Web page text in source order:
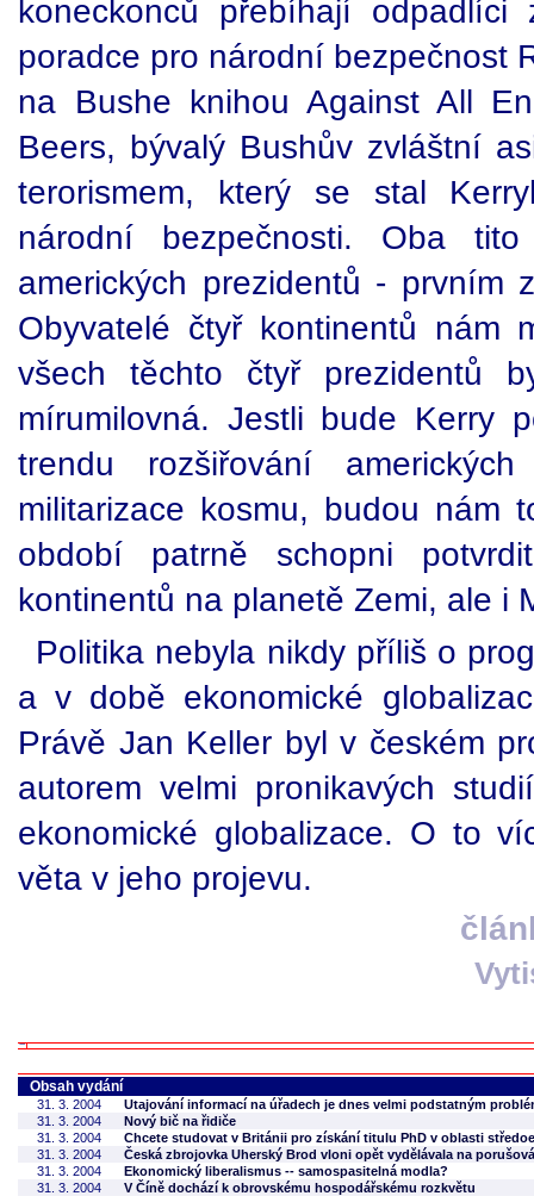
koneckonců přebíhají
poradce pro národní bezpečnost
na Bushe knihou Against All
Beers, bývalý Bushův zvláštní
terorismem, který se stal
národní bezpečnosti. Oba
amerických prezidentů - prvním
Obyvatelé čtyř kontinentů nám
všech těchto čtyř prezidentů
mírumilovná. Jestli bude Kerry
trendu rozšiřování
militarizace kosmu, budou nám
období patrně schopni
kontinentů na planetě Zemi, ale i
Politika nebyla nikdy příliš o
a v době ekonomické
Právě Jan Keller byl v českém
autorem velmi pronikavých
ekonomické globalizace. O to
věta v jeho projevu.
Obsah vydání
31. 3. 2004
Utajování informací na úřadech je dnes velmi podstatným
31. 3. 2004
Nový bič na řidiče
31. 3. 2004
Chcete studovat v Británii pro získání titulu PhD v oblasti
31. 3. 2004
Česká zbrojovka Uherský Brod vloni opět vydělávala na
31. 3. 2004
Ekonomický liberalismus -- samospasitelná modla?
31. 3. 2004
V Číně dochází k obrovskému hospodářskému rozkvětu